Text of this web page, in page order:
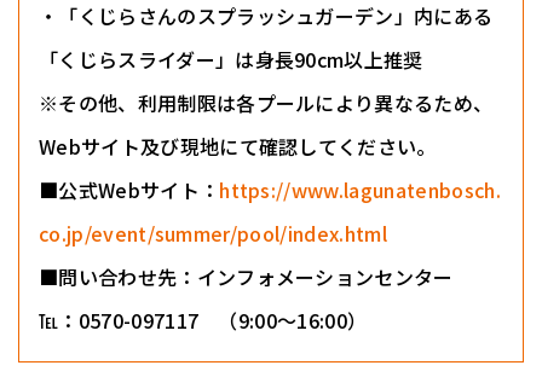
・「くじらさんのスプラッシュガーデン」内にある
「くじらスライダー」は身長90cm以上推奨
※その他、利用制限は各プールにより異なるため、
Webサイト及び現地にて確認してください。
■公式Webサイト： https://www.lagunatenbosch.
co.jp/event/summer/pool/index.html
■問い合わせ先：インフォメーションセンター
℡：0570-097117 （9:00〜16:00）